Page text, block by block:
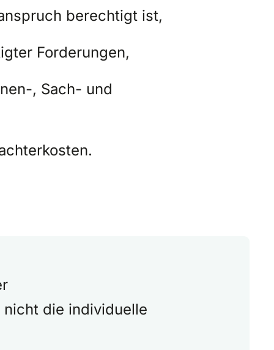
berechtigt ist,
Forderungen,
, Sach- und
die individuelle